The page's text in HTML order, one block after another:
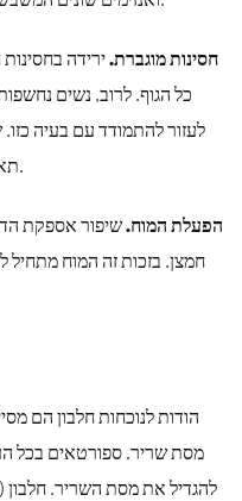
חסינות מוגברת.ירידה
כל הגוף. לרוב, נשים
לעזור להתמודד עם בעיה כזו.
תאים חיסוניים ולהגביר את החסינות.
הפעלת המוח.שיפור אספקת
חמצן. בזכות זה המוח מתחיל
הודות לנוכחות חלבון הם
מסת שריר. ספורטאים בכל
להגדיל את מסת השריר. חלבון